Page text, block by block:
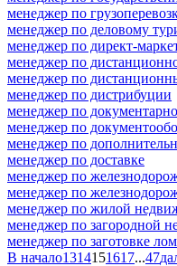
менеджер по
менеджер по деловому
менеджер по директ-
менеджер по
менеджер по
менеджер по дистрибуции
менеджер по
менеджер по
менеджер по
менеджер по доставке
менеджер по
менеджер по
менеджер по жилой
менеджер по загородной
менеджер по заготовке
В начало1314151617...47